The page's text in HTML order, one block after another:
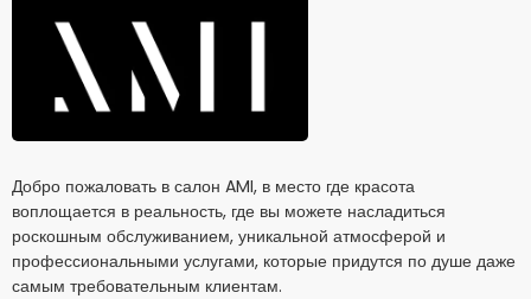
Добро пожаловать в салон AMI, в место где красота
воплощается в реальность, где вы можете насладиться
роскошным обслуживанием, уникальной атмосферой и
профессиональными услугами, которые придутся по душе даже
самым требовательным клиентам.